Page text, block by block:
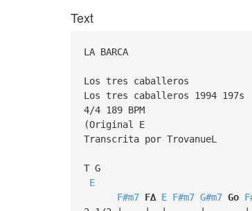
Text
LA BARCA
Los tres caballeros
Los tres caballeros 1994 197s
4/4 189 BPM
(Original E
Transcrita por TrovanueL
T G
E
F#m7 F∆ E F#m7 G#m7 Go